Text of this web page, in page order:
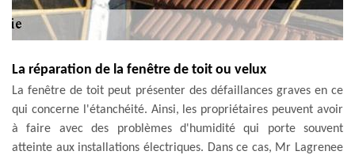
La réparation de la fenêtre de toit ou velux
La fenêtre de toit peut présenter des défaillances graves en ce
qui concerne l'étanchéité. Ainsi, les propriétaires peuvent avoir
à faire avec des problèmes d'humidité qui porte souvent
atteinte aux installations électriques. Dans ce cas, Mr Lagrenee